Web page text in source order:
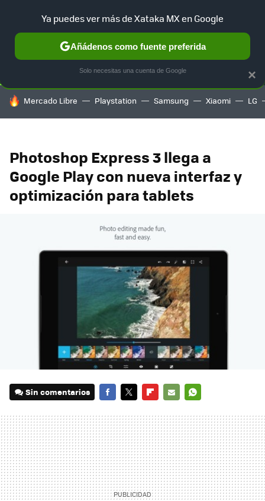
SELECCIÓN GAMING HOME AUTO TERRITORIO
HOY SE HABLA DE
Mercado Libre Playstation Samsung Xiaomi LG
Photoshop Express 3 llega a
Google Play con nueva interfaz y
optimización para tablets
Sin comentarios
MAIL
×
Ya puedes ver más de Xataka MX en Google
Añádenos como fuente preferida
Solo necesitas una cuenta de Google